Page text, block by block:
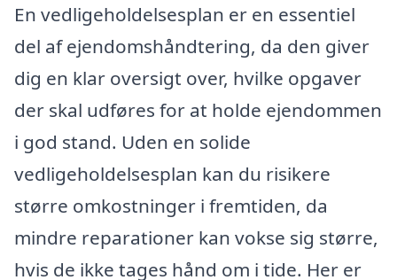
En vedligeholdelsesplan er en essentiel
del af ejendomshåndtering, da den giver
dig en klar oversigt over, hvilke opgaver
der skal udføres for at holde ejendommen
i god stand. Uden en solide
vedligeholdelsesplan kan du risikere
større omkostninger i fremtiden, da
mindre reparationer kan vokse sig større,
hvis de ikke tages hånd om i tide. Her er